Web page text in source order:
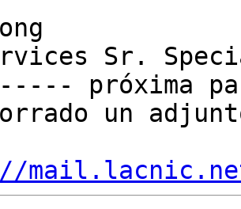
Sr.
próxima
un
mail.lacnic.net/